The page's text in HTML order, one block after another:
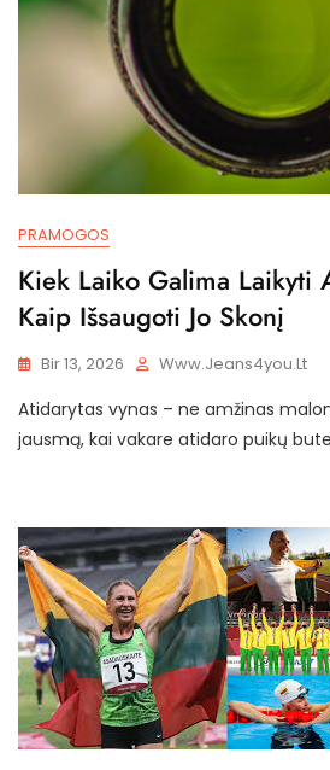
PRAMOGOS
Kiek Laiko Galima Laikyti
Kaip Išsaugoti Jo Skonį
Bir 13, 2026 Www.jeans4you.lt
Atidarytas vynas – ne amžinas
jausmą, kai vakare atidaro puikų